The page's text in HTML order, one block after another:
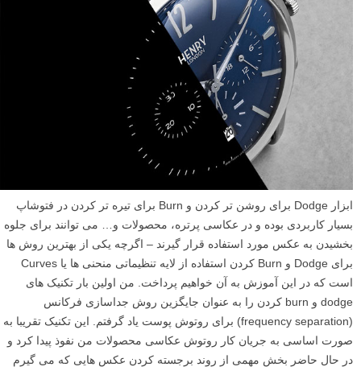
ابزار Dodge برای روشن تر کردن و Burn برای تیره تر کردن در فتوشاپ
بسیار کاربردی بوده و در عکاسی پرتره، محصولات و… می توانند برای جلوه
بخشیدن به عکس مورد استفاده قرار گیرند – اگرچه یکی از بهترین روش ها
برای Dodge و Burn کردن استفاده از لایه تنظیماتی منحنی ها یا Curves
است که در این آموزش به آن خواهیم پرداخت. من اولین بار تکنیک های
dodge و burn کردن را به عنوان جایگزین روش جداسازی فرکانس
(frequency separation) برای روتوش پوست یاد گرفتم. این تکنیک تقریبا به
صورت اساسی به جریان کار روتوش عکاسی محصولات من نفوذ پیدا کرد و
در حال حاضر بخش مهمی از روند برجسته کردن عکس هایی که می گیرم